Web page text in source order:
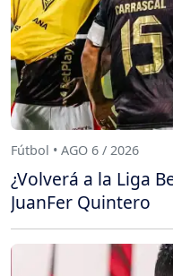
Fútbol • AGO 6 / 2026
¿Volverá a la Liga
JuanFer Quintero